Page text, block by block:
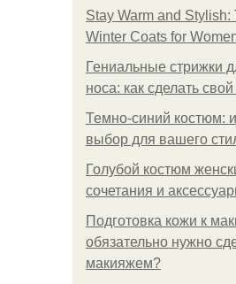
Stay Warm and Stylish:
Winter Coats for
Гениальные стрижки
носа: как сделать
Темно-синий костюм:
выбор для вашего
Голубой костюм
сочетания и
Подготовка кожи к
обязательно нужно
макияжем?